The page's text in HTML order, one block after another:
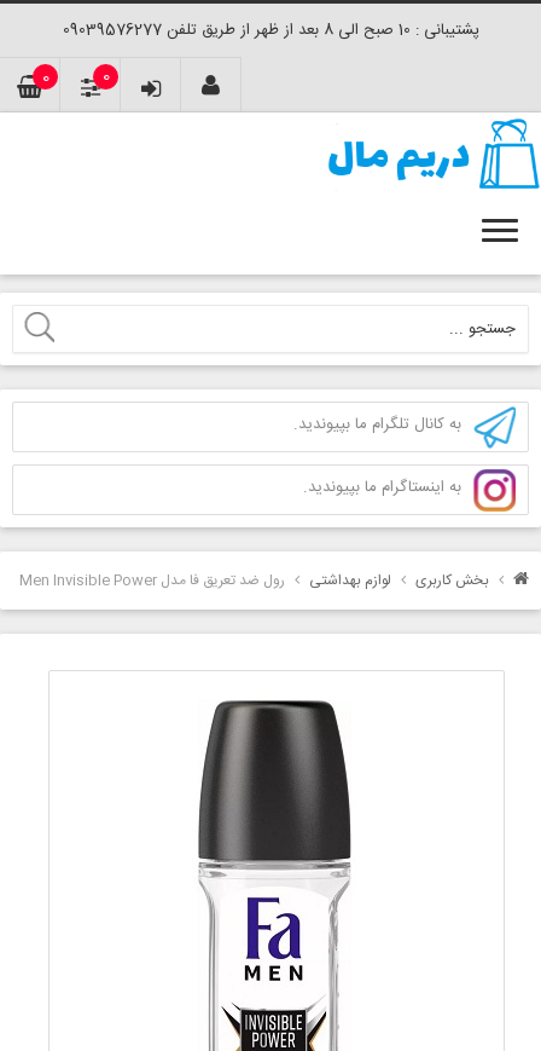
پشتیبانی : 10 صبح الی 8 بعد از ظهر از طریق تلفن 09039576277
0 0
به کانال تلگرام ما بپیوندید.
به اینستاگرام ما بپیوندید.
بخش کاربری لوازم بهداشتی رول ضد تعریق فا مدل Men Invisible Power